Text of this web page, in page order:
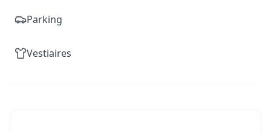
un joueur occasionnel, le plaisir du jeu et l'esprit
Parking
Vestiaires